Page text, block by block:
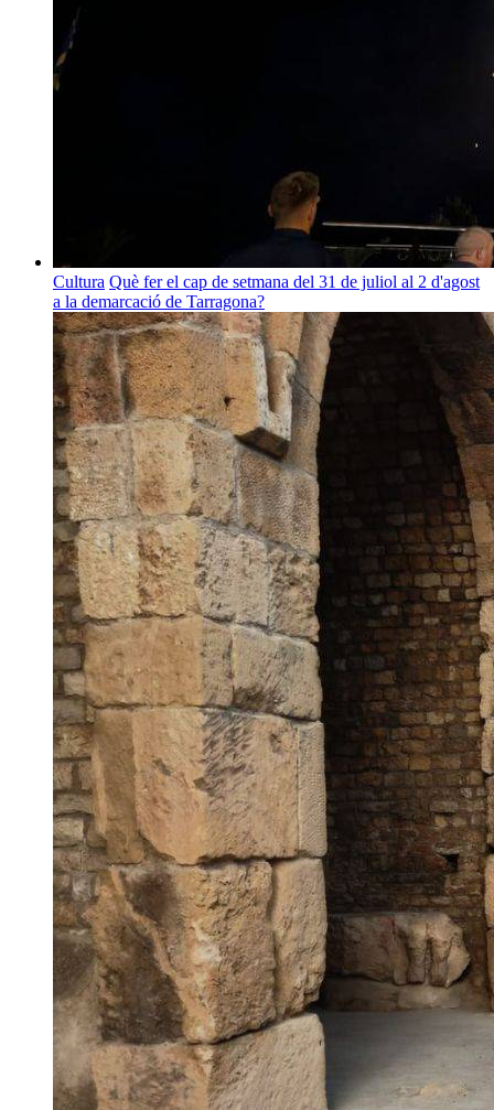
Cultura Què fer el cap de setmana del 31 de juliol al 2 d'agost
a la demarcació de Tarragona?